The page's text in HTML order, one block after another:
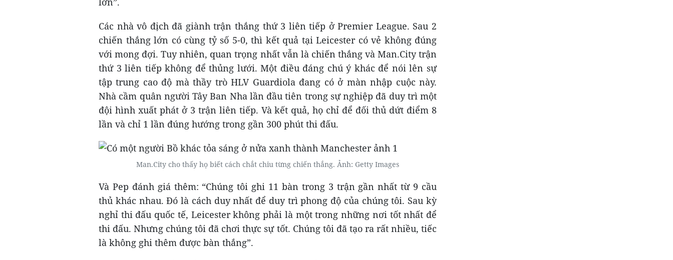
Các nhà vô địch đã giành trận thắng thứ 3 liên tiếp ở Premier League. Sau 2
chiến thắng lớn có cùng tỷ số 5-0, thì kết quả tại Leicester có vẻ không đúng
với mong đợi. Tuy nhiên, quan trọng nhất vẫn là chiến thắng và Man.City trận
thứ 3 liên tiếp không để thủng lưới. Một điều đáng chú ý khác để nói lên sự
tập trung cao độ mà thầy trò HLV Guardiola đang có ở màn nhập cuộc này.
Nhà cầm quân người Tây Ban Nha lần đầu tiên trong sự nghiệp đã duy trì một
đội hình xuất phát ở 3 trận liên tiếp. Và kết quả, họ chỉ để đối thủ dứt điểm 8
lần và chỉ 1 lần đúng hướng trong gần 300 phút thi đấu.
Man.City cho thấy họ biết cách chắt chiu từng chiến thắng. Ảnh: Getty Images
Và Pep đánh giá thêm: “Chúng tôi ghi 11 bàn trong 3 trận gần nhất từ 9 cầu
thủ khác nhau. Đó là cách duy nhất để duy trì phong độ của chúng tôi. Sau kỳ
nghỉ thi đấu quốc tế, Leicester không phải là một trong những nơi tốt nhất để
thi đấu. Nhưng chúng tôi đã chơi thực sự tốt. Chúng tôi đã tạo ra rất nhiều, tiếc
là không ghi thêm được bàn thắng”.